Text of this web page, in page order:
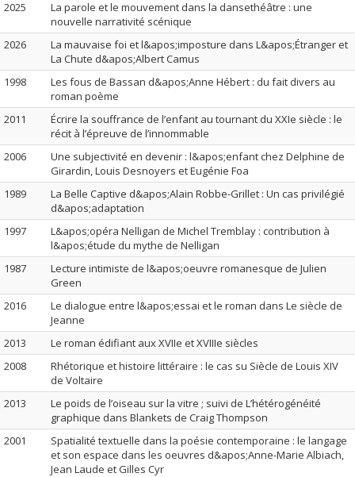
2025
La parole et le mouvement dans la dansethéâtre : une
nouvelle narrativité scénique
2026
La mauvaise foi et l&apos;imposture dans L&apos;Étranger et
La Chute d&apos;Albert Camus
1998
Les fous de Bassan d&apos;Anne Hébert : du fait divers au
roman poème
2011
Écrire la souffrance de l’enfant au tournant du XXIe siècle : le
récit à l’épreuve de l’innommable
2006
Une subjectivité en devenir : l&apos;enfant chez Delphine de
Girardin, Louis Desnoyers et Eugénie Foa
1989
La Belle Captive d&apos;Alain Robbe-Grillet : Un cas privilégié
d&apos;adaptation
1997
L&apos;opéra Nelligan de Michel Tremblay : contribution à
l&apos;étude du mythe de Nelligan
1987
Lecture intimiste de l&apos;oeuvre romanesque de Julien
Green
2016
Le dialogue entre l&apos;essai et le roman dans Le siècle de
Jeanne
2013
Le roman édifiant aux XVIIe et XVIIIe siècles
2008
Rhétorique et histoire littéraire : le cas su Siècle de Louis XIV
de Voltaire
2013
Le poids de l’oiseau sur la vitre ; suivi de L’hétérogénéité
graphique dans Blankets de Craig Thompson
2001
Spatialité textuelle dans la poésie contemporaine : le langage
et son espace dans les oeuvres d&apos;Anne-Marie Albiach,
Jean Laude et Gilles Cyr